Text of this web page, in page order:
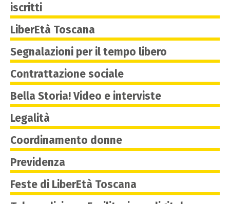
iscritti
LiberEtà Toscana
Segnalazioni per il tempo libero
Contrattazione sociale
Bella Storia! Video e interviste
Legalità
Coordinamento donne
Previdenza
Feste di LiberEtà Toscana